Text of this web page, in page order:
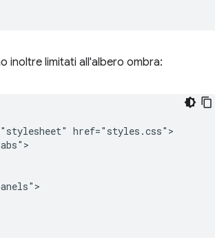
inoltre limitati all'albero ombra:
href="styles.css">